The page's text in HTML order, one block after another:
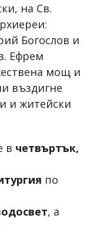
на Св.
Богослов и
Ефрем
мощ и
въздигне
и житейски
в четвъртък,
по
, а